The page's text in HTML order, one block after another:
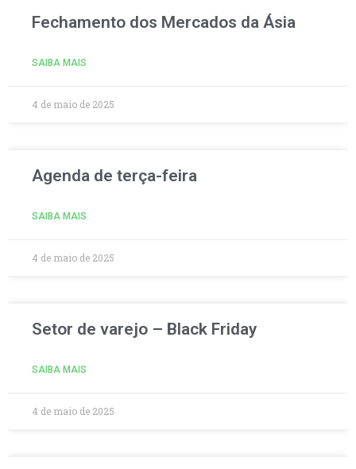
Fechamento dos Mercados da Ásia
SAIBA MAIS
4 de maio de 2025
Agenda de terça-feira
SAIBA MAIS
4 de maio de 2025
Setor de varejo – Black Friday
SAIBA MAIS
4 de maio de 2025